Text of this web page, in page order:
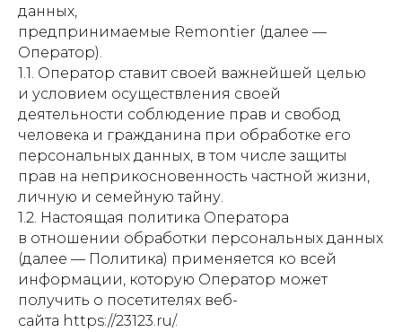
данных,
предпринимаемые Remontier (далее —
Оператор).
1.1. Оператор ставит своей важнейшей целью
и условием осуществления своей
деятельности соблюдение прав и свобод
человека и гражданина при обработке его
персональных данных, в том числе защиты
прав на неприкосновенность частной жизни,
личную и семейную тайну.
1.2. Настоящая политика Оператора
в отношении обработки персональных данных
(далее — Политика) применяется ко всей
информации, которую Оператор может
получить о посетителях веб-
сайта https://23123.ru/.